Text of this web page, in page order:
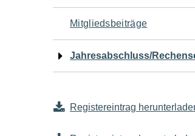
Mitgliedsbeiträge
Jahresabschluss/
Registereintrag